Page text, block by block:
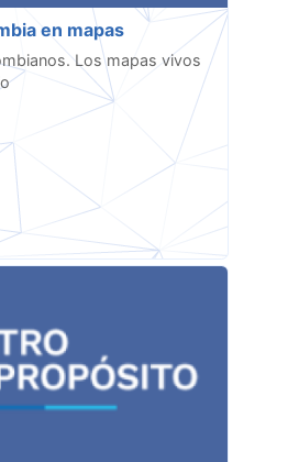
en mapas
Los mapas vivos